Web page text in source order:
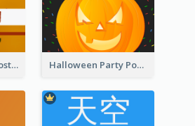
Halloween Sale Poster Halloween Party Poster